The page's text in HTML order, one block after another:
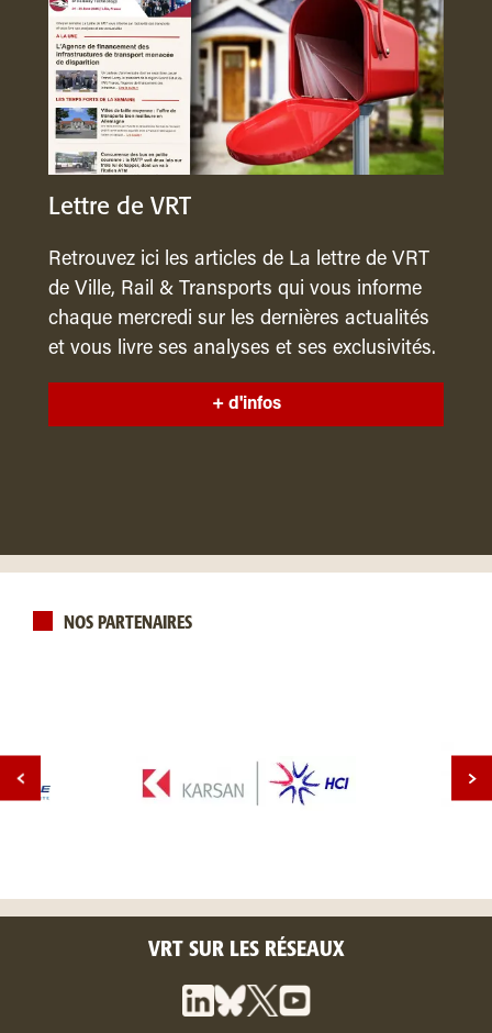
Lettre de VRT
Retrouvez ici les articles de La lettre de VRT
de Ville, Rail & Transports qui vous informe
chaque mercredi sur les dernières actualités
et vous livre ses analyses et ses exclusivités.
+ d'infos
NOS PARTENAIRES
VRT SUR LES RÉSEAUX